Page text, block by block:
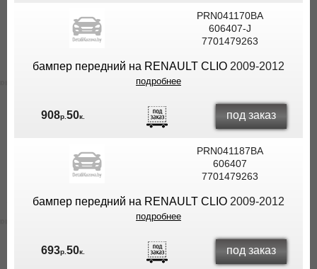
PRN041170BA
606407-J
7701479263
бампер передний на RENAULT CLIO 2009-2012
подробнее
908р. 50к. под заказ
PRN041187BA
606407
7701479263
бампер передний на RENAULT CLIO 2009-2012
подробнее
693р. 50к. под заказ